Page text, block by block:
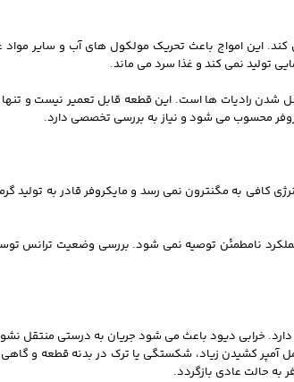
کند. این امواج باعث تحریک مولکول‌ های آب و سایر
تولید نمی‌ کند و غذا سرد می‌ ماند.
رادیات‌ ها است. این قطعه قابل تعمیر نیست و تنها
محسوب می‌ شود و نیاز به بررسی تخصصی دارد.
کافی به مگنترون نمی‌ رسد و مایکروفر قادر به تولید
نامطمئن توصیه نمی‌ شود. بررسی وضعیت ترانس
خرابی دیود باعث می‌ شود جریان به درستی منتقل
آمپر کشیدن زیاد، شکستگی یا ترک در بدنه قطعه و
حالت عادی بازگردد.